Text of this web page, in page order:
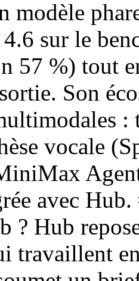
modèle
sur le
57 %) tout
Son
vocale
avec
Hub
travaillent